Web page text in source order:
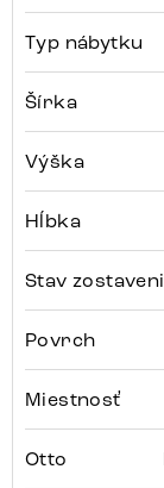
Typ nábytku
Šírka
Výška
Hĺbka
Stav
Povrch
Miestnosť
Otto